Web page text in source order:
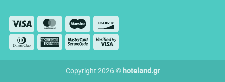
Visa MasterCardMaestro
Dinners
Club
American
Express
MasterCard
2
Visa
2
Copyright 2026 © hoteland.gr